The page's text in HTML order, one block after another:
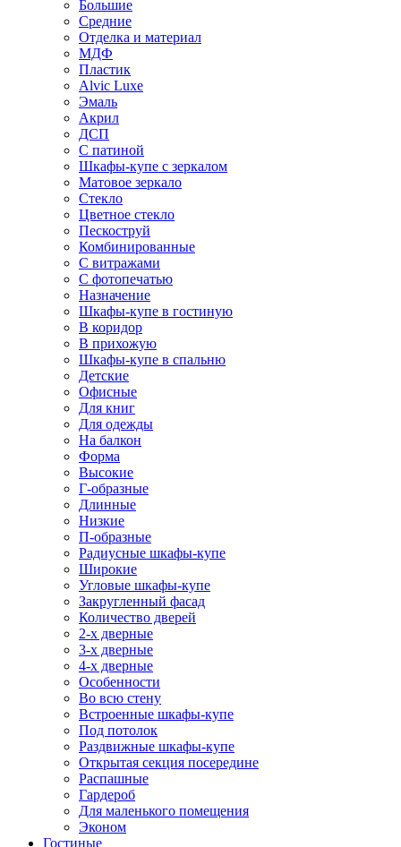
Большие
Средние
Отделка и материал
МДФ
Пластик
Alvic Luxe
Эмаль
Акрил
ДСП
С патиной
Шкафы-купе с зеркалом
Матовое зеркало
Стекло
Цветное стекло
Пескоструй
Комбинированные
С витражами
С фотопечатью
Назначение
Шкафы-купе в гостиную
В коридор
В прихожую
Шкафы-купе в спальню
Детские
Офисные
Для книг
Для одежды
На балкон
Форма
Высокие
Г-образные
Длинные
Низкие
П-образные
Радиусные шкафы-купе
Широкие
Угловые шкафы-купе
Закругленный фасад
Количество дверей
2-х дверные
3-х дверные
4-х дверные
Особенности
Во всю стену
Встроенные шкафы-купе
Под потолок
Раздвижные шкафы-купе
Открытая секция посередине
Распашные
Гардероб
Для маленького помещения
Эконом
Гостиные